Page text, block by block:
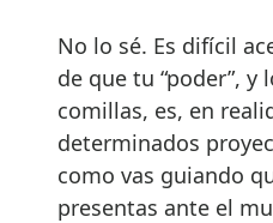
No lo sé. Es difícil
de que tu “poder”, y
comillas, es, en
determinados
como vas guiando
presentas ante el